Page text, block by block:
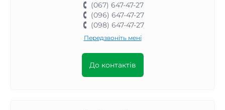
(067) 647-47-27
(096) 647-47-27
(098) 647-47-27
Передзвоніть мені
До контактів